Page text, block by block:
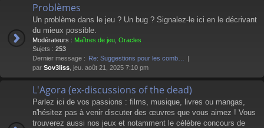
Problèmes
Un problème dans le jeu ? Un bug ? Signalez-le ici en le décrivant
du mieux possible.
Modérateurs : Maîtres de jeu Oracles
Sujets : 253
Dernier message : Re: Suggestions pour les comb…
par Sov3liss , jeu. août 21, 2025 7:10 pm
L'Agora (ex-discussions of the dead)
Parlez ici de vos passions : films, musique, livres ou mangas,
n'hésitez pas à venir discuter des œuvres que vous aimez ! Vous
trouverez aussi nos jeux et notamment le célèbre concours de